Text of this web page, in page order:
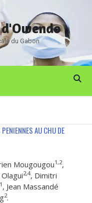
du Gabon
AU CHU DE
Mougougou1,2,
2,4, Dimitri
1 , Jean Massandé
2.